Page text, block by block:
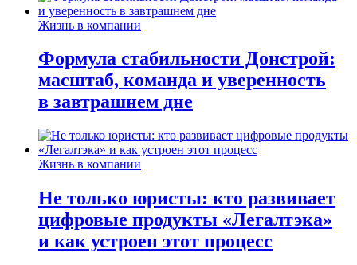
Жизнь в компании
Формула стабильности Донстрой:
масштаб, команда и уверенность
в завтрашнем дне
Жизнь в компании
Не только юристы: кто развивает
цифровые продукты «Легалтэка»
и как устроен этот процесс